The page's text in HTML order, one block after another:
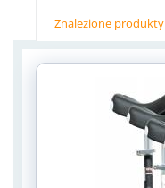
Znalezione produkty